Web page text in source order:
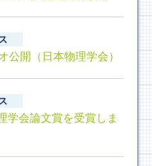
公開（日本物理学会）
学会論文賞を受賞しま